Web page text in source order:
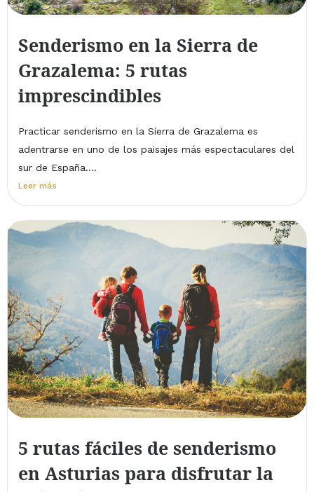
Senderismo en la Sierra de
Grazalema: 5 rutas
imprescindibles
Practicar senderismo en la Sierra de Grazalema es
adentrarse en uno de los paisajes más espectaculares del
sur de España....
Leer más
5 rutas fáciles de senderismo
en Asturias para disfrutar la